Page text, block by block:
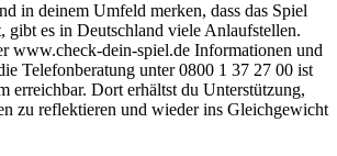
in deinem Umfeld merken, dass das Spiel
gibt es in Deutschland viele Anlaufstellen.
www.check-dein-spiel.de Informationen und
Telefonberatung unter 0800 1 37 27 00 ist
erreichbar. Dort erhältst du Unterstützung,
zu reflektieren und wieder ins Gleichgewicht